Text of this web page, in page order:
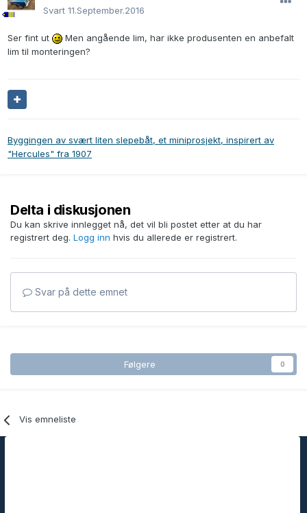
Svart 11.September.2016
Ser fint ut
Men angående lim, har ikke produsenten en anbefalt
lim til monteringen?
Byggingen av svært liten slepebåt, et miniprosjekt, inspirert av
"Hercules" fra 1907
Delta i diskusjonen
Du kan skrive innlegget nå, det vil bli postet etter at du har
registrert deg. Logg inn hvis du allerede er registrert.
Svar på dette emnet
Følgere 0
Vis emneliste